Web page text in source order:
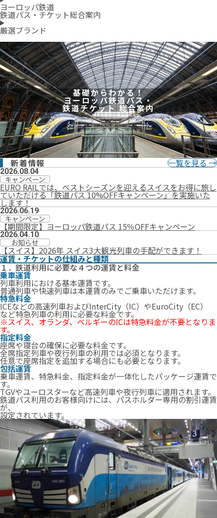
ヨーロッパ鉄道
鉄道パス・チケット総合案内
厳選ブランド
基礎からわかる！
ヨーロッパ鉄道パス・
鉄道チケット 総合案内
新着情報 一覧を見る →
2026.08.04
キャンペーン
EURO RAILでは、ベストシーズンを迎えるスイスをお得に旅し
ていただける「鉄道パス 10%OFFキャンペーン」を実施いた
します！
2026.06.19
キャンペーン
【期間限定】ヨーロッパ鉄道パス 15％OFFキャンペーン
2026.04.10
お知らせ
【スイス】2026年 スイス3大観光列車の手配ができます！
運賃・チケットの仕組みと種類
１．鉄道利用に必要な４つの運賃と料金
乗車運賃
列車利用における基本運賃です。
普通列車や快速列車は本運賃のみでご乗車いただけます。
特急料金
ICEなどの高速列車およびInterCity（IC）やEuroCity（EC）
など特急列車の利用に必要な料金です。
※スイス、オランダ、ベルギーのICは特急料金が不要となりま
す。
指定料金
座席や寝台の確保に必要な料金です。
全席指定列車や夜行列車の利用では必須となります。
任意で座席指定を追加する場合にも必要となります。
包括運賃
乗車運賃、特急料金、指定料金が一体化したパッケージ運賃で
す。
TGVやユーロスターなど高速列車や夜行列車に適用されます。
鉄道パス利用のお客様向けには、パスホルダー専用の割引運賃
が、
設定されています。